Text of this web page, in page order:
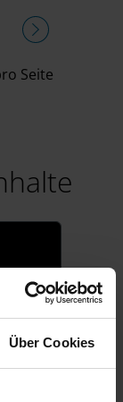
Über Cookies
Seite